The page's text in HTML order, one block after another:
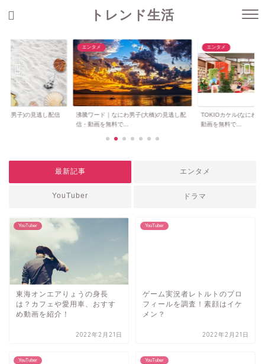
トレンド生活
わ男子)の見逃し配信
エンタメ
沸騰ワード｜なにわ男子(大橋)の見逃し配
信・動画を無料で...
エンタメ
TOKIOカケル(なにわ男
動画を無料で...
最新記事 エンタメ
YouTuber ドラマ
YouTuber
東海オンエアりょうの身長
は？カフェや愛用車、おすす
め動画を紹介！
2022年2月21日
YouTuber
ゲーム実況者レトルトのプロ
フィールを調査！素顔はイケ
メン？
2022年2月21日
YouTuber YouTuber